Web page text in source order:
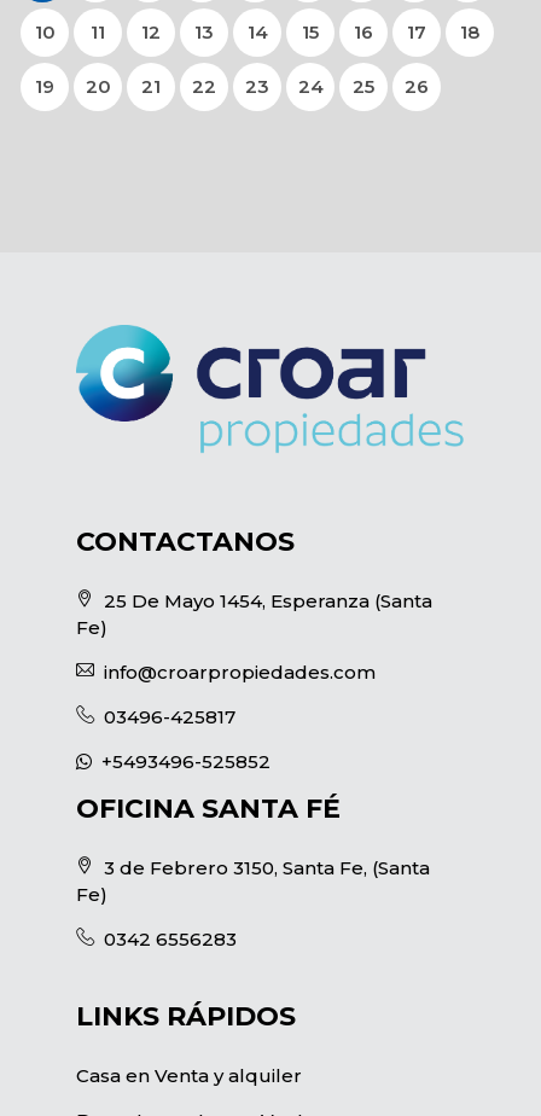
10 11 12 13 14 15 16 17 18
19 20 21 22 23 24 25 26
CONTACTANOS
25 De Mayo 1454, Esperanza (Santa
Fe)
info@croarpropiedades.com
03496-425817
+5493496-525852
OFICINA SANTA FÉ
3 de Febrero 3150, Santa Fe, (Santa
Fe)
0342 6556283
LINKS RÁPIDOS
Casa en Venta y alquiler